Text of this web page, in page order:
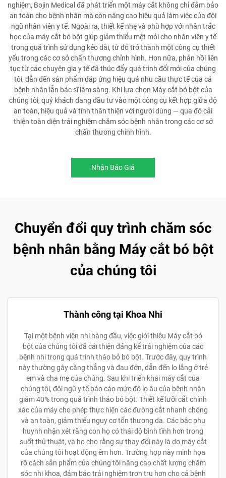
nghiệm, Bojin Medical đã phát triển một máy cắt không chỉ đảm bảo
an toàn cho bệnh nhân mà còn nâng cao hiệu quả làm việc của đội
ngũ nhân viên y tế. Ngoài ra, thiết kế nhẹ và phù hợp với nhân trắc
học của máy cắt bó bột giúp giảm thiểu mệt mỏi cho nhân viên y tế
trong quá trình sử dụng kéo dài, từ đó trở thành một công cụ thiết
yếu trong các cơ sở chấn thương chỉnh hình. Hơn nữa, phản hồi liên
tục từ các chuyên gia y tế đã thúc đẩy quá trình đổi mới của chúng
tôi, dẫn đến sản phẩm đáp ứng hiệu quả nhu cầu thực tế của cả
bệnh nhân lẫn bác sĩ lâm sàng. Khi lựa chọn Máy cắt bó bột của
chúng tôi, quý khách đang đầu tư vào một công cụ kết hợp giữa độ
an toàn, hiệu quả và tính thân thiện với người dùng — qua đó cải
thiện toàn diện trải nghiệm chăm sóc bệnh nhân trong các cơ sở
chấn thương chỉnh hình.
Nhận Báo Giá
Chuyển đổi quy trình chăm sóc
bệnh nhân bằng Máy cắt bó bột
của chúng tôi
Thành công tại Khoa Nhi
Tại một bệnh viện nhi hàng đầu, việc giới thiệu Máy cắt bó
bột của chúng tôi đã cải thiện đáng kể trải nghiệm của các
bệnh nhi trong quá trình tháo bỏ bó bột. Trước đây, quy trình
này thường gây căng thẳng và đau đớn, dẫn đến lo lắng ở trẻ
em và cha mẹ của chúng. Sau khi triển khai máy cắt của
chúng tôi, đội ngũ y tế báo cáo mức độ lo âu của bệnh nhân
giảm 40% trong quá trình tháo bó bột. Thiết kế lưỡi cắt chính
xác của máy cho phép thực hiện các đường cắt nhanh chóng
và an toàn, giảm thiểu nguy cơ tổn thương da. Các bậc phụ
huynh nhận xét rằng con họ có thái độ bình tĩnh hơn trong
suốt thủ thuật, và họ cho rằng sự thay đổi này là do máy cắt
của chúng tôi hoạt động êm hơn. Trường hợp này minh họa
rõ cách sản phẩm của chúng tôi nâng cao chất lượng chăm
sóc nhi khoa, đảm bảo trải nghiệm trơn tru hơn cho cả bệnh